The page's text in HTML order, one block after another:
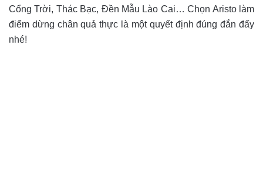
Cổng Trời, Thác Bạc, Đền Mẫu Lào Cai… Chọn Aristo làm
điểm dừng chân quả thực là một quyết định đúng đắn đấy
nhé!